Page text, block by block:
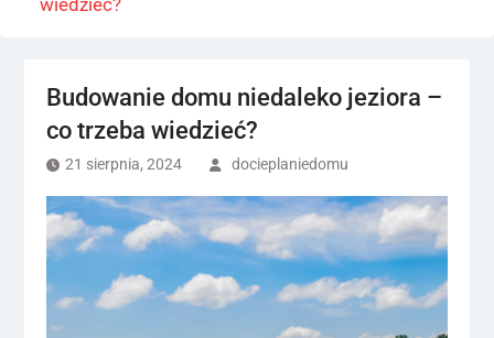
wiedzieć?
Budowanie domu niedaleko jeziora –
co trzeba wiedzieć?
21 sierpnia, 2024 docieplaniedomu